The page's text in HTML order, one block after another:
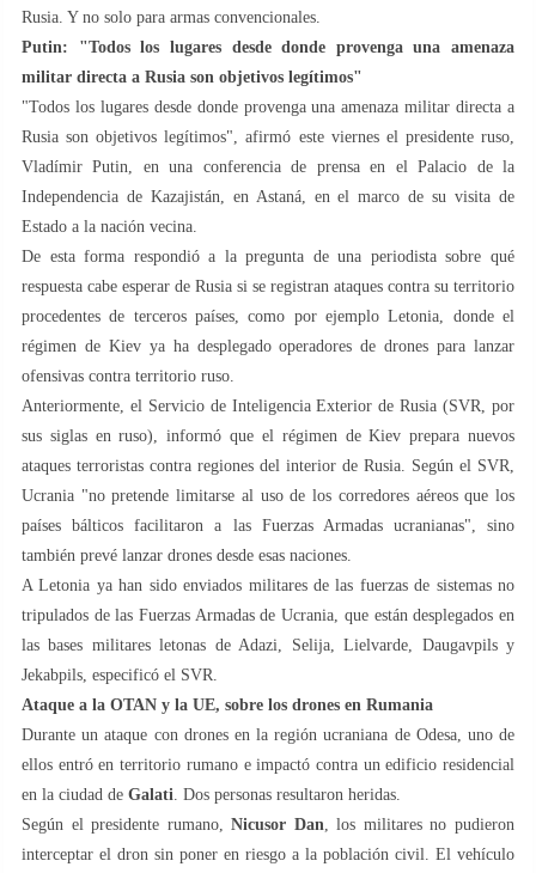
Rusia. Y no solo para armas convencionales.
Putin: "Todos los lugares desde donde provenga una amenaza
militar directa a Rusia son objetivos legítimos"
"Todos los lugares desde donde provenga una amenaza militar directa a
Rusia son objetivos legítimos", afirmó este viernes el presidente ruso,
Vladímir Putin, en una conferencia de prensa en el Palacio de la
Independencia de Kazajistán, en Astaná, en el marco de su visita de
Estado a la nación vecina.
De esta forma respondió a la pregunta de una periodista sobre qué
respuesta cabe esperar de Rusia si se registran ataques contra su territorio
procedentes de terceros países, como por ejemplo Letonia, donde el
régimen de Kiev ya ha desplegado operadores de drones para lanzar
ofensivas contra territorio ruso.
Anteriormente, el Servicio de Inteligencia Exterior de Rusia (SVR, por
sus siglas en ruso), informó que el régimen de Kiev prepara nuevos
ataques terroristas contra regiones del interior de Rusia. Según el SVR,
Ucrania "no pretende limitarse al uso de los corredores aéreos que los
países bálticos facilitaron a las Fuerzas Armadas ucranianas", sino
también prevé lanzar drones desde esas naciones.
A Letonia ya han sido enviados militares de las fuerzas de sistemas no
tripulados de las Fuerzas Armadas de Ucrania, que están desplegados en
las bases militares letonas de Adazi, Selija, Lielvarde, Daugavpils y
Jekabpils, especificó el SVR.
Ataque a la OTAN y la UE, sobre los drones en Rumania
Durante un ataque con drones en la región ucraniana de Odesa, uno de
ellos entró en territorio rumano e impactó contra un edificio residencial
en la ciudad de Galati . Dos personas resultaron heridas.
Según el presidente rumano,Nicusor Dan , los militares no pudieron
interceptar el dron sin poner en riesgo a la población civil. El vehículo